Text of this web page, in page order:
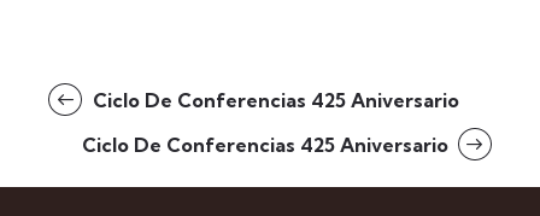
Ciclo De Conferencias 425 Aniversario
Ciclo De Conferencias 425 Aniversario